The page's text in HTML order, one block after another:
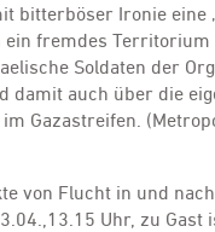
bitterböser Ironie eine
ein fremdes
Soldaten der
damit auch über die
Gazastreifen.
von Flucht in und
Uhr, zu Gast